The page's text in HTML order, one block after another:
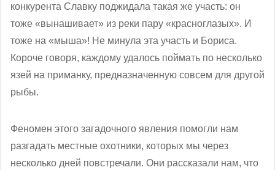
конкурента Славку поджидала такая же участь: он
тоже «вынашивает» из реки пару «красноглазых». И
тоже на «мыша»! Не минула эта участь и Бориса.
Короче говоря, каждому удалось поймать по несколько
язей на приманку, предназначенную совсем для другой
рыбы.
Феномен этого загадочного явления помогли нам
разгадать местные охотники, которых мы через
несколько дней повстречали. Они рассказали нам, что